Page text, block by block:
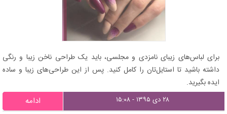
برای لباس‌های زیبای نامزدی و مجلسی، باید یک طراحی ناخن زیبا و رنگی
داشته باشید تا استایل‌تان را کامل کنید. پس از این طراحی‌های زیبا و ساده
ایده بگیرید.
۲۸ دی ۱۳۹۵ - ۱۵:۰۸ ادامه